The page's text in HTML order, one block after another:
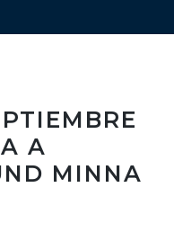
A
MINNA